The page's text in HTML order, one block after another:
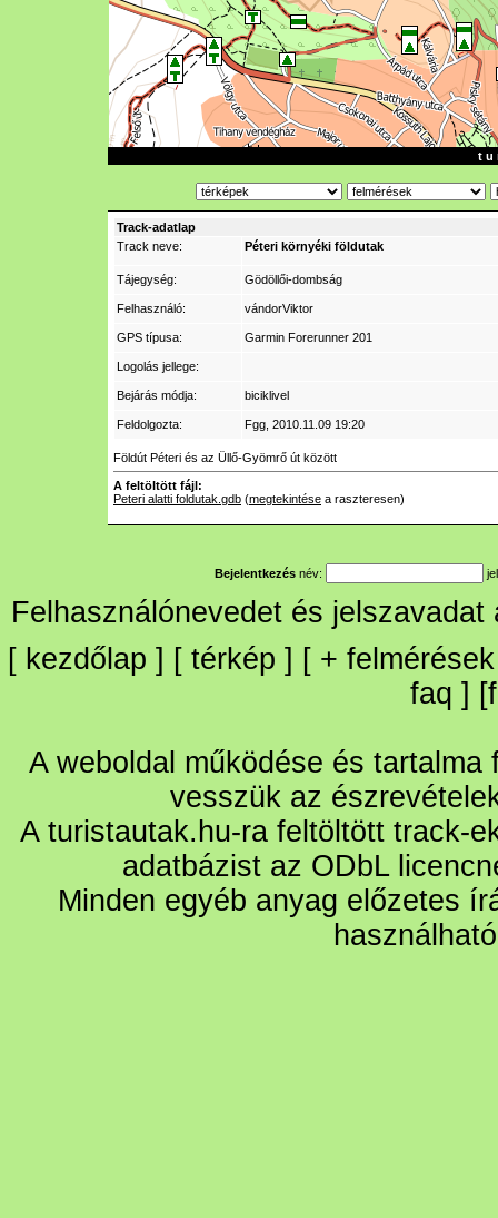
t u
Track-adatlap
Track neve:
Péteri környéki földutak
Tájegység: Gödöllői-dombság
Felhasználó: vándorViktor
GPS típusa: Garmin Forerunner 201
Logolás jellege:
Bejárás módja: biciklivel
Feldolgozta: Fgg , 2010.11.09 19:20
Földút Péteri és az Üllő-Gyömrő út között
A feltöltött fájl:
Peteri alatti foldutak.gdb (megtekintése a raszteresen)
Bejelentkezés név:
Felhasználónevedet és
[ kezdőlap ] [ térkép ] [ + felmérések
faq ] [
A weboldal működése és
vesszük az
A turistautak.hu-ra feltöltött track-
adatbázist az ODbL
Minden egyéb anyag előzetes